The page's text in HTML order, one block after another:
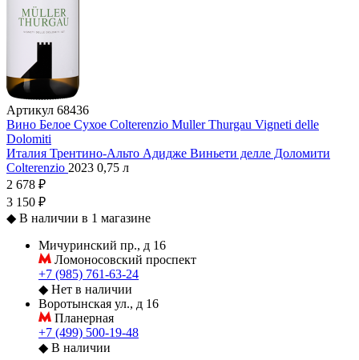
Артикул 68436
Вино Белое Сухое Colterenzio Muller Thurgau Vigneti delle
Dolomiti
Италия Трентино-Альто Адидже Виньети делле Доломити
Colterenzio 2023 0,75 л
2 678 ₽
3 150 ₽
◆ В наличии в 1 магазине
Мичуринский пр., д 16
Ломоносовский проспект
+7 (985) 761-63-24
◆ Нет в наличии
Воротынская ул., д 16
Планерная
+7 (499) 500-19-48
◆ В наличии